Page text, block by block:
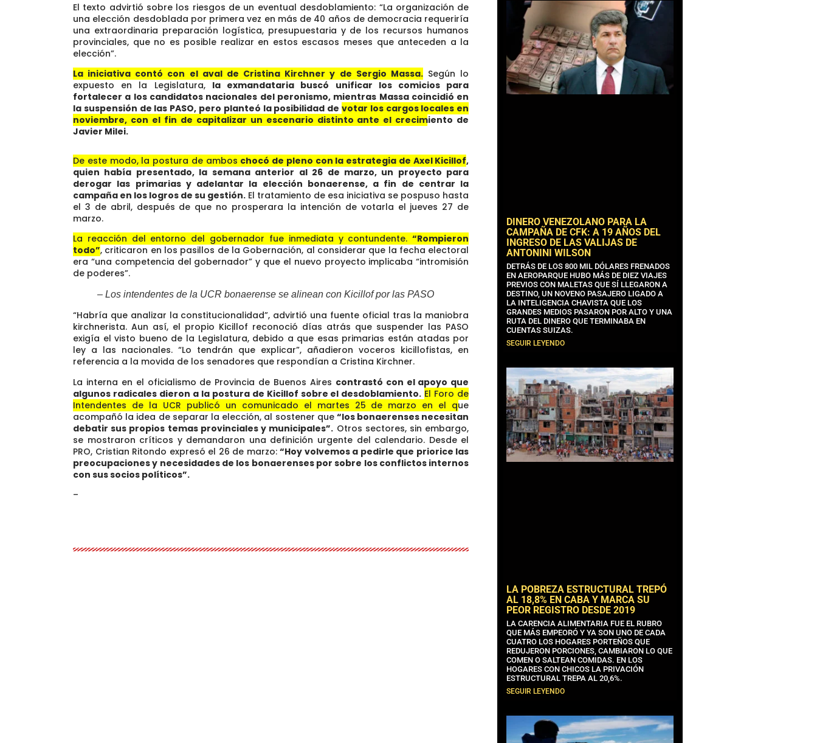
El texto advirtió sobre los riesgos de un eventual desdoblamiento: “La organización de
una elección desdoblada por primera vez en más de 40 años de democracia requeriría
una extraordinaria preparación logística, presupuestaria y de los recursos humanos
provinciales, que no es posible realizar en estos escasos meses que anteceden a la
elección”.
La iniciativa contó con el aval de Cristina Kirchner y de Sergio Massa.Según lo
expuesto en la Legislatura, la exmandataria buscó unificar los comicios para
fortalecer a los candidatos nacionales del peronismo, mientras Massa coincidió en
la suspensión de las PASO, pero planteó la posibilidad devotar los cargos locales en
noviembre, con el fin de capitalizar un escenario distinto ante el crecimiento de
Javier Milei.
De este modo, la postura de ambos chocó de pleno con la estrategia de Axel Kicillof,
quien había presentado, la semana anterior al 26 de marzo, un proyecto para
derogar las primarias y adelantar la elección bonaerense, a fin de centrar la
campaña en los logros de su gestión. El tratamiento de esa iniciativa se pospuso hasta
el 3 de abril, después de que no prosperara la intención de votarla el jueves 27 de
marzo.
La reacción del entorno del gobernador fue inmediata y contundente.“Rompieron
todo”, criticaron en los pasillos de la Gobernación, al considerar que la fecha electoral
era “una competencia del gobernador” y que el nuevo proyecto implicaba “intromisión
de poderes”.
– Los intendentes de la UCR bonaerense se alinean con Kicillof por las PASO
“Habría que analizar la constitucionalidad”, advirtió una fuente oficial tras la maniobra
kirchnerista. Aun así, el propio Kicillof reconoció días atrás que suspender las PASO
exigía el visto bueno de la Legislatura, debido a que esas primarias están atadas por
ley a las nacionales. “Lo tendrán que explicar”, añadieron voceros kicillofistas, en
referencia a la movida de los senadores que respondían a Cristina Kirchner.
La interna en el oficialismo de Provincia de Buenos Aires contrastó con el apoyo que
algunos radicales dieron a la postura de Kicillof sobre el desdoblamiento. El Foro de
Intendentes de la UCR publicó un comunicado el martes 25 de marzo en el que
acompañó la idea de separar la elección, al sostener que “los bonaerenses necesitan
debatir sus propios temas provinciales y municipales”. Otros sectores, sin embargo,
se mostraron críticos y demandaron una definición urgente del calendario. Desde el
PRO, Cristian Ritondo expresó el 26 de marzo:“Hoy volvemos a pedirle que priorice las
preocupaciones y necesidades de los bonaerenses por sobre los conflictos internos
con sus socios políticos”.
–
DINERO VENEZOLANO PARA LA
CAMPAÑA DE CFK: A 19 AÑOS DEL
INGRESO DE LAS VALIJAS DE
ANTONINI WILSON
DETRÁS DE LOS 800 MIL DÓLARES FRENADOS
EN AEROPARQUE HUBO MÁS DE DIEZ VIAJES
PREVIOS CON MALETAS QUE SÍ LLEGARON A
DESTINO, UN NOVENO PASAJERO LIGADO A
LA INTELIGENCIA CHAVISTA QUE LOS
GRANDES MEDIOS PASARON POR ALTO Y UNA
RUTA DEL DINERO QUE TERMINABA EN
CUENTAS SUIZAS.
SEGUIR LEYENDO
LA POBREZA ESTRUCTURAL TREPÓ
AL 18,8% EN CABA Y MARCA SU
PEOR REGISTRO DESDE 2019
LA CARENCIA ALIMENTARIA FUE EL RUBRO
QUE MÁS EMPEORÓ Y YA SON UNO DE CADA
CUATRO LOS HOGARES PORTEÑOS QUE
REDUJERON PORCIONES, CAMBIARON LO QUE
COMEN O SALTEAN COMIDAS. EN LOS
HOGARES CON CHICOS LA PRIVACIÓN
ESTRUCTURAL TREPA AL 20,6%.
SEGUIR LEYENDO